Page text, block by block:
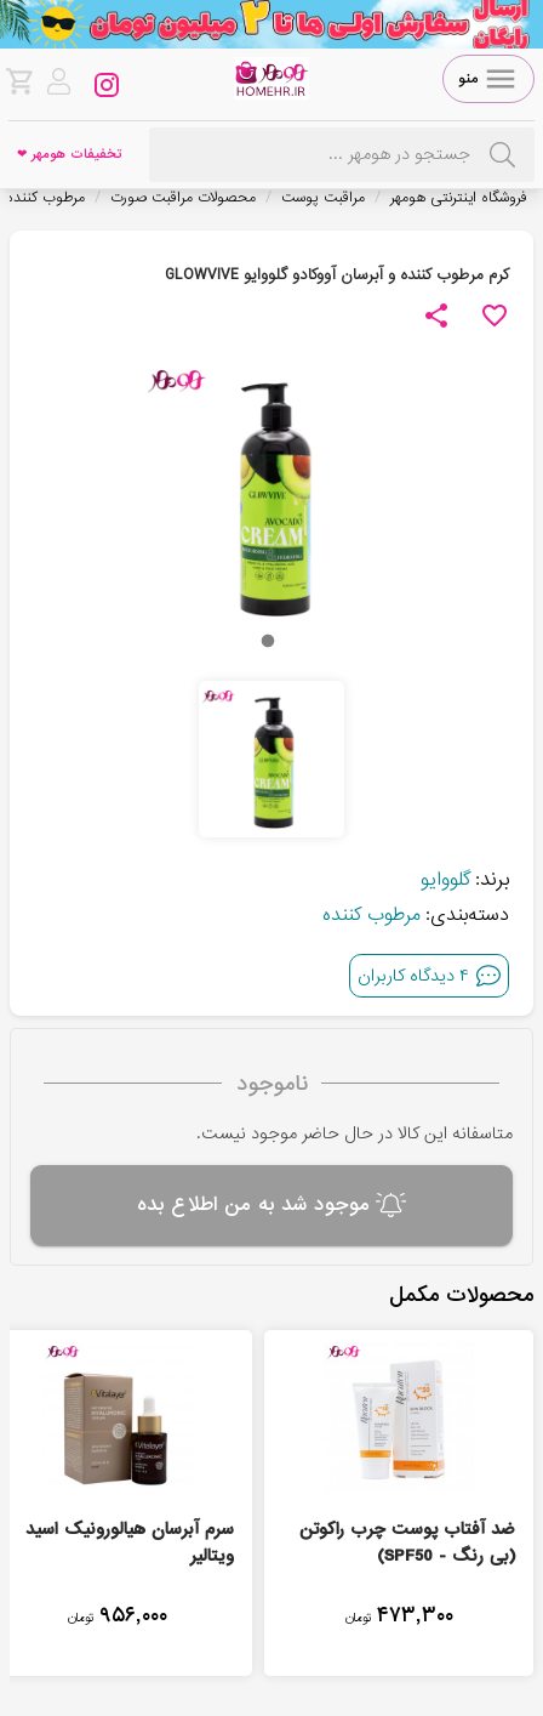
منو
تخفیفات هومهر ❤
فروشگاه اینترنتی هومهر / مراقبت پوست / محصولات مراقبت صورت / مرطوب کننده
کرم مرطوب کننده و آبرسان آووکادو گلووایو GLOWVIVE
برند: گلووایو
دسته‌بندی: مرطوب کننده
۴دیدگاه کاربران
ناموجود
متاسفانه این کالا در حال حاضر موجود نیست.
موجود شد به من اطلاع بده
محصولات مکمل
ضد آفتاب پوست چرب راکوتن
(بی رنگ - SPF50)
۴۷۳,۳۰۰ تومان
سرم آبرسان هیالورونیک اسید
ویتالیر
۹۵۶,۰۰۰ تومان